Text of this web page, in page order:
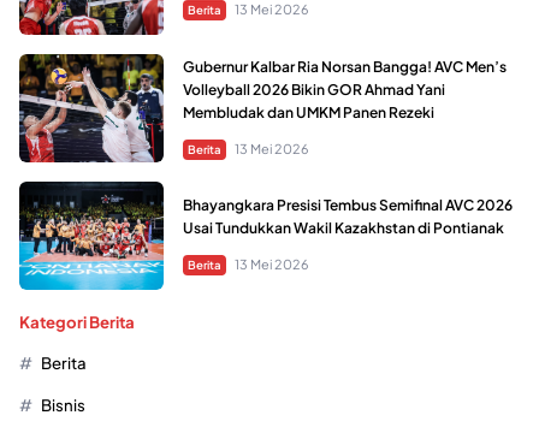
Berita 13 Mei 2026
Gubernur Kalbar Ria Norsan Bangga! AVC Men’s
Volleyball 2026 Bikin GOR Ahmad Yani
Membludak dan UMKM Panen Rezeki
Berita 13 Mei 2026
Bhayangkara Presisi Tembus Semifinal AVC 2026
Usai Tundukkan Wakil Kazakhstan di Pontianak
Berita 13 Mei 2026
Kategori Berita
Berita
Bisnis